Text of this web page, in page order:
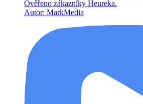
Ověřeno zákazníky Heureka.
Autor: MarkMedia